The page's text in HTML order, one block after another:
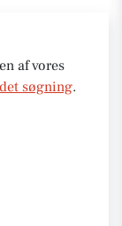
af vores
søgning.